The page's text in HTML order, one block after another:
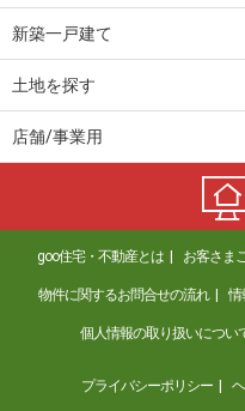
新築一戸建て
土地を探す
店舗/事業用
goo住宅・不動産とは お客さま
物件に関するお問合せの流れ 情
個人情報の取り扱いについ
プライバシーポリシー